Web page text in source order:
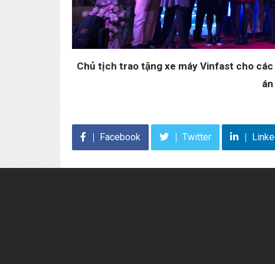
Chủ tịch trao tặng xe máy Vinfast cho các
Facebook Twitter